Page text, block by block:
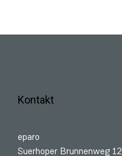
Kontakt
eparo
Suerhoper Brunnenweg 12